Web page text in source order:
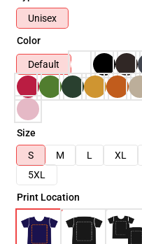
Unisex
Color
Default
Size
S
M L XL
5XL
Print Location